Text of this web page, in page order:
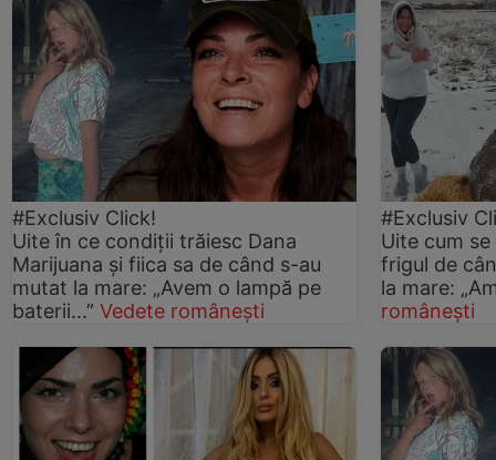
#Exclusiv Click!
Uite în ce condiții trăiesc Dana
Marijuana și fiica sa de când s-au
mutat la mare: „Avem o lampă pe
baterii...” Vedete românești
#Exclusiv
Uite cum
frigul de
la mare:
românești